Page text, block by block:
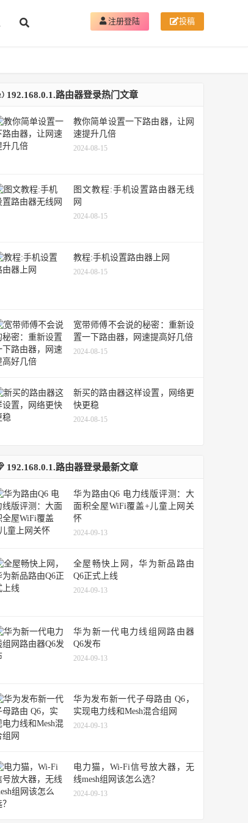
注册登陆 投稿
192.168.0.1.路由器登录热门文章
教你简单设置一下路由器，让网
速提升几倍
2024-08-15
图文教程:手机设置路由器无线
网
2024-08-15
教程:手机设置路由器上网
2024-08-15
宽带师傅不会说的秘密：重新设
置一下路由器，网速提高好几倍
2024-08-15
新买的路由器这样设置，网络更
快更稳
2024-08-15
192.168.0.1.路由器登录最新文章
华为路由Q6 电力线版评测：大
面积全屋WiFi覆盖+儿童上网关
怀
2024-09-13
全屋畅快上网，华为新品路由
Q6正式上线
2024-09-13
华为新一代电力线组网路由器
Q6发布
2024-09-13
华为发布新一代子母路由 Q6，
实现电力线和Mesh混合组网
2024-09-13
电力猫，Wi-Fi信号放大器，无
线mesh组网该怎么选？
2024-09-13